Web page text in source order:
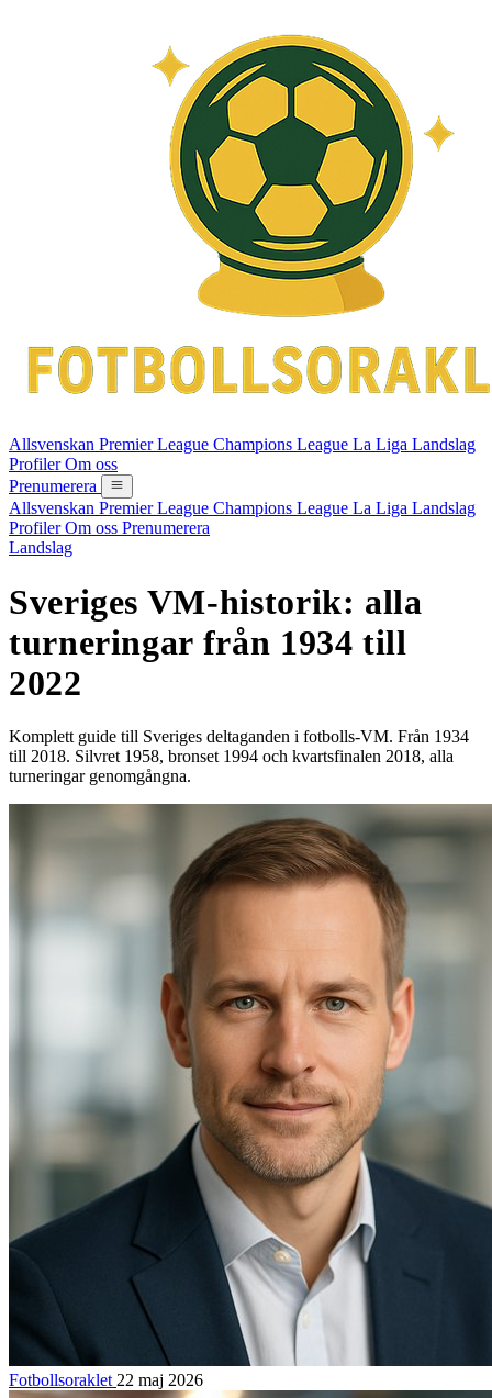
Allsvenskan Premier League Champions League La Liga Landslag
ProfilerOm oss
Prenumerera
Allsvenskan Premier League Champions League La Liga Landslag
ProfilerOm oss Prenumerera
Landslag
Sveriges VM-historik: alla
turneringar från 1934 till
2022
Komplett guide till Sveriges deltaganden i fotbolls-VM. Från 1934
till 2018. Silvret 1958, bronset 1994 och kvartsfinalen 2018, alla
turneringar genomgångna.
Fotbollsoraklet 22 maj 2026